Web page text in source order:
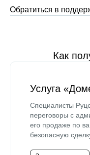
Обратиться в
Как
Услуга
Специалисты
переговоры с
его продаже по
безопасную